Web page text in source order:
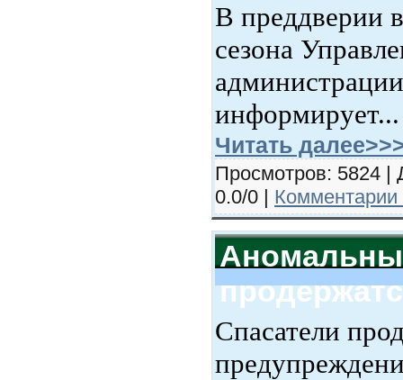
В преддверии
сезона
информирует...
Читать
Просмотров: 5824 |
0.0/0 | Комментарии
Спасатели